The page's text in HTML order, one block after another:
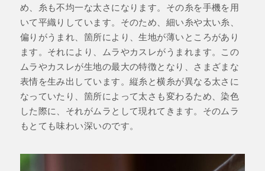
め、糸も不均一な太さになります。その糸を手機を用
いて平織りしています。そのため、細い糸や太い糸、
偏りがうまれ、箇所により、生地が薄いところがあり
ます。それにより、ムラやカスレがうまれます。この
ムラやカスレが生地の最大の特徴となり、さまざまな
表情を生み出しています。縦糸と横糸が異なる太さに
なっていたり、箇所によって太さも変わるため、染色
した際に、それがムラとして現れてきます。そのムラ
もとても味わい深いのです。